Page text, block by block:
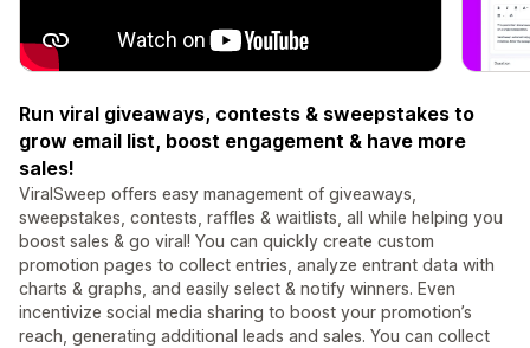
Run viral giveaways, contests & sweepstakes to
grow email list, boost engagement & have more
sales!
ViralSweep offers easy management of giveaways,
sweepstakes, contests, raffles & waitlists, all while helping you
boost sales & go viral! You can quickly create custom
promotion pages to collect entries, analyze entrant data with
charts & graphs, and easily select & notify winners. Even
incentivize social media sharing to boost your promotion’s
reach, generating additional leads and sales. You can collect